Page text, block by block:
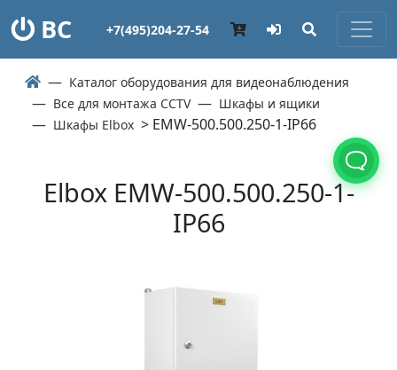
ВС +7(495)204-27-54
Каталог оборудования для видеонаблюдения
Все для монтажа CCTV
Шкафы и ящики
Шкафы Elbox > EMW-500.500.250-1-IP66
Elbox EMW-500.500.250-1-
IP66